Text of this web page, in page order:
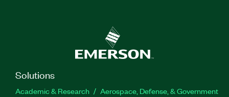
Solutions
Academic & Research
Aerospace, Defense, & Government